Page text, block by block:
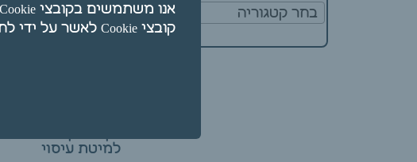
בחר קטגוריה
למיטת עיסוי
קובצי Cookie לאשר על ידי לחיצה על "הגדרות".